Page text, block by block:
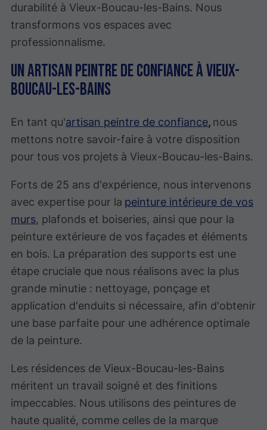
durabilité à Vieux-Boucau-les-Bains. Nous
transformons vos espaces avec
professionnalisme.
Un artisan peintre de confiance à Vieux-
Boucau-les-Bains
En tant qu'artisan peintre de confiance, nous
mettons notre savoir-faire à votre disposition
pour tous vos projets à Vieux-Boucau-les-Bains.
Forts de 25 ans d'expérience, nous intervenons
avec expertise pour la peinture intérieure de vos
murs, plafonds et boiseries, ainsi que pour la
peinture extérieure de vos façades et éléments
en bois. La préparation des supports est une
étape cruciale que nous réalisons avec la plus
grande minutie : nettoyage, ponçage et
application d'enduits si nécessaire, afin d'obtenir
une base parfaite pour une adhérence optimale
de la peinture.
Les résidences de Vieux-Boucau-les-Bains
méritent un travail soigné et des finitions
impeccables. Nous utilisons des peintures de
haute qualité, comme celles de la marque